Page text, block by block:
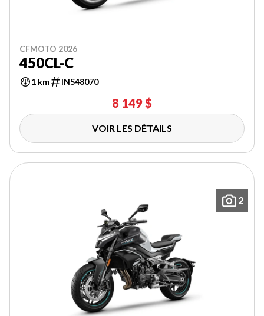
CFMOTO 2026
450CL-C
1 km INS48070
8 149 $
VOIR LES DÉTAILS
2